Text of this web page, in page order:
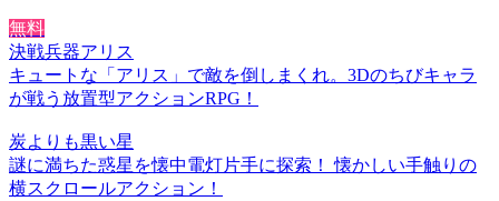
無料
決戦兵器アリス
キュートな「アリス」で敵を倒しまくれ。3Dのちびキャラ
が戦う放置型アクションRPG！
炭よりも黒い星
謎に満ちた惑星を懐中電灯片手に探索！ 懐かしい手触りの
横スクロールアクション！